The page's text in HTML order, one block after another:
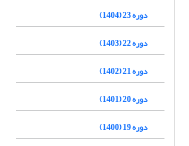
دوره 23 (1404)
دوره 22 (1403)
دوره 21 (1402)
دوره 20 (1401)
دوره 19 (1400)